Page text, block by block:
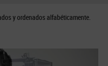
y ordenados alfabéticamente.